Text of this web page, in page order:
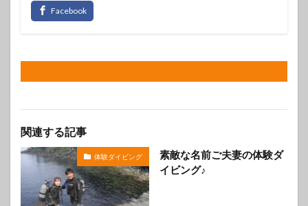
関連する記事
体験ダイビング
素敵な名前ご夫妻の体験ダ
イビング♪